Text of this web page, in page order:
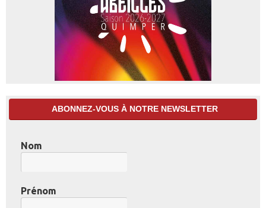
ABONNEZ-VOUS À NOTRE NEWSLETTER
Nom
Prénom